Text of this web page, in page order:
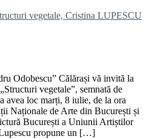
vegetale, Cristina LUPESCU
Odobescu” Călărași vă invită la
vegetale”, semnată de
avea loc marți, 8 iulie, de la ora
Naționale de Arte din București și
București a Uniunii Artiștilor
propune un […]